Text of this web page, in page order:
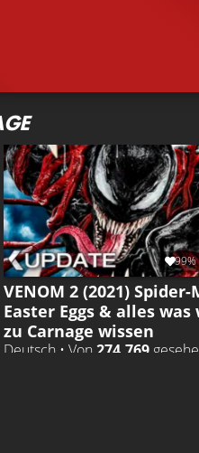
99%
VENOM 2 (2021) Spider-
Easter Eggs & alles was
zu Carnage wissen
Deutsch • Von 274.769